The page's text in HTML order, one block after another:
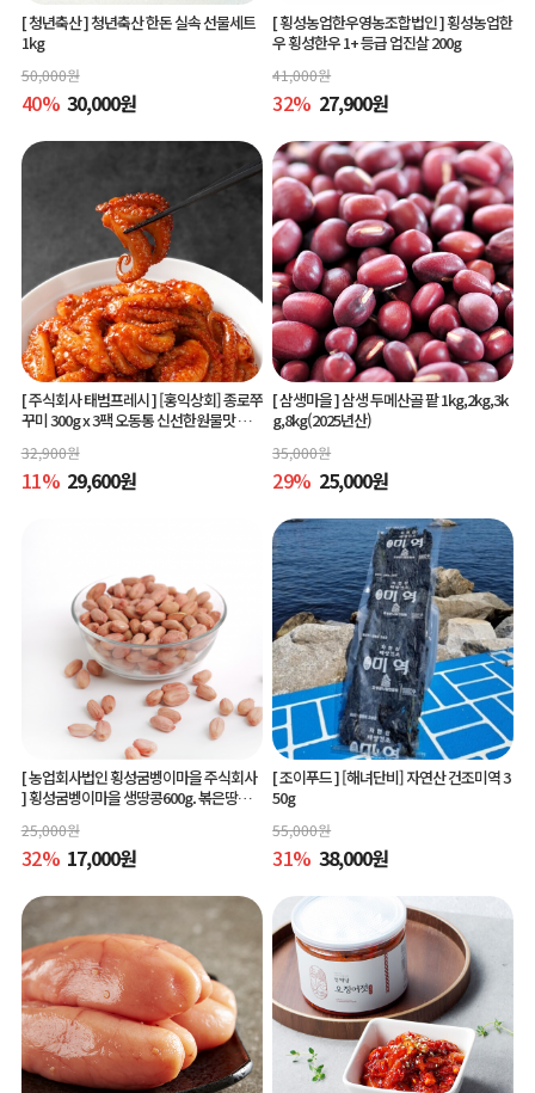
[ 청년축산 ]청년축산 한돈 실속 선물세트
1kg
50,000원
40% 30,000원
[ 횡성농업한우영농조합법인 ]횡성농업한
우 횡성한우 1+ 등급 업진살 200g
41,000원
32% 27,900원
[ 주식회사 태범프레시 ][홍익상회] 종로쭈
꾸미 300g x 3팩 오동통 신선한원물맛 그
32,900원
11% 29,600원
[ 삼생마을 ]삼생 두메산골 팥 1kg,2kg,3k
g,8kg(2025년산)
35,000원
29% 25,000원
[ 농업회사법인 횡성굼벵이마을 주식회사
]횡성굼벵이마을 생땅콩600g. 볶은땅콩6
25,000원
32% 17,000원
[ 조이푸드 ][해녀단비] 자연산 건조미역 3
50g
55,000원
31% 38,000원